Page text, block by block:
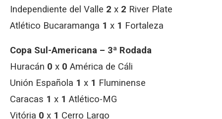
Independiente del Valle 2 x 2 River Plate
Atlético Bucaramanga 1 x 1 Fortaleza
Copa Sul-Americana – 3ª Rodada
Huracán 0 x 0 América de Cáli
Unión Española 1 x 1 Fluminense
Caracas 1 x 1 Atlético-MG
Vitória 0 x 1 Cerro Largo